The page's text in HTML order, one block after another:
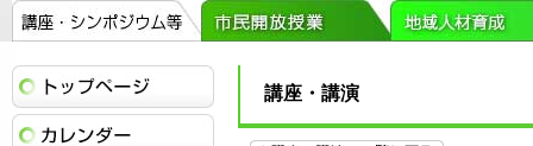
講座・講演
イベントカレンダー